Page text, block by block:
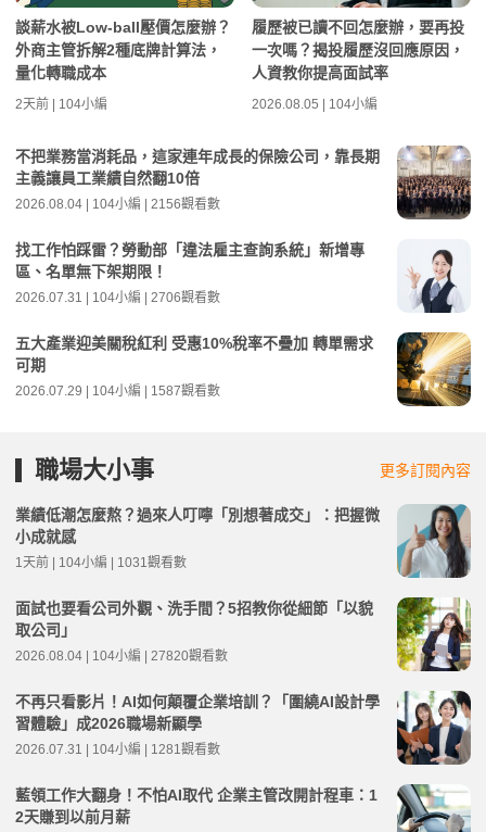
談薪水被Low-ball壓價怎麼辦？
外商主管拆解2種底牌計算法，
量化轉職成本
2天前 | 104小編
履歷被已讀不回怎麼辦，要再投
一次嗎？揭投履歷沒回應原因，
人資教你提高面試率
2026.08.05 | 104小編
不把業務當消耗品，這家連年成長的保險公司，靠長期
主義讓員工業績自然翻10倍
2026.08.04 | 104小編 | 2156觀看數
找工作怕踩雷？勞動部「違法雇主查詢系統」新增專
區、名單無下架期限！
2026.07.31 | 104小編 | 2706觀看數
五大產業迎美關稅紅利 受惠10%稅率不疊加 轉單需求
可期
2026.07.29 | 104小編 | 1587觀看數
職場大小事 更多訂閱內容
業績低潮怎麼熬？過來人叮嚀「別想著成交」：把握微
小成就感
1天前 | 104小編 | 1031觀看數
面試也要看公司外觀、洗手間？5招教你從細節「以貌
取公司」
2026.08.04 | 104小編 | 27820觀看數
不再只看影片！AI如何顛覆企業培訓？「圍繞AI設計學
習體驗」成2026職場新顯學
2026.07.31 | 104小編 | 1281觀看數
藍領工作大翻身！不怕AI取代 企業主管改開計程車：1
2天賺到以前月薪